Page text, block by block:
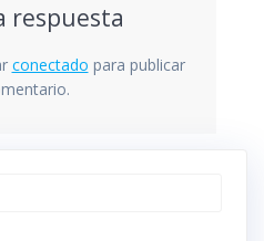
respuesta
conectado para publicar